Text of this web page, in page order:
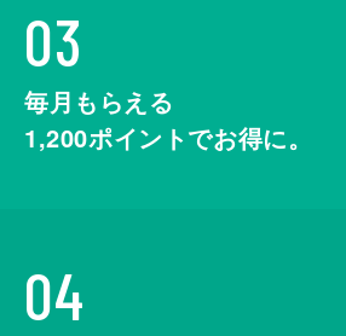
03
毎月もらえる
1,200ポイントでお得に。
04